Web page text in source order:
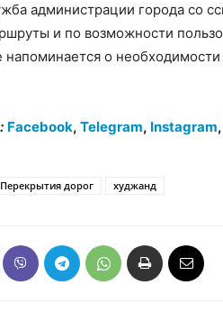
администрации города со
и по возможности
напоминается о
Facebook, Telegram, Instagram,
Перекрытия дорог худжанд